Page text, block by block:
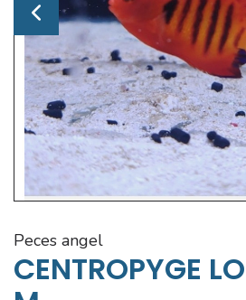
peces angel
CENTROPYGE